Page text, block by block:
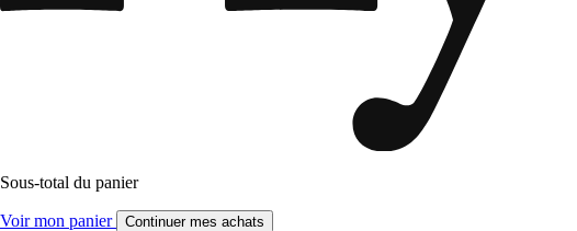
Sous-total du panier
Voir mon panier Continuer mes achats